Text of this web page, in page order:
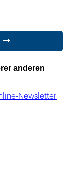
anderen
Newsletter